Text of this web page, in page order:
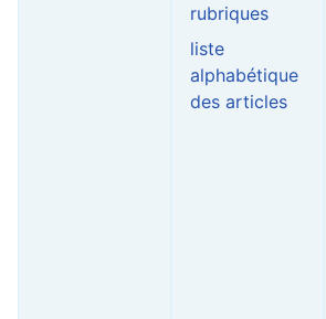
rubriques
liste
alphabétique
des articles